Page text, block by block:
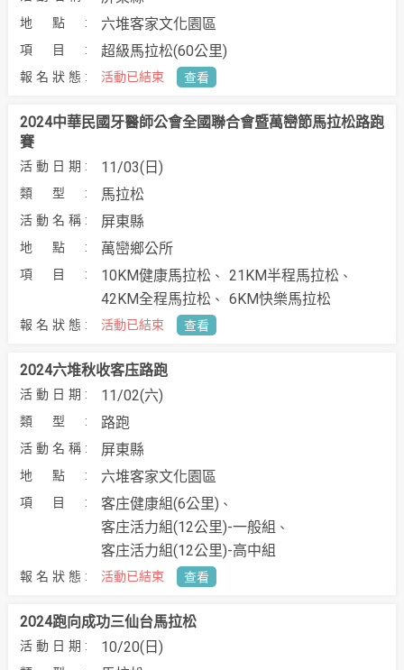
六堆客家文化園區
超級馬拉松(60公里)
活動已結束 查看
11/03(日)
馬拉松
屏東縣
2024中華民國牙醫師公會全國聯合會暨萬巒節馬拉松路跑
賽
萬巒鄉公所
10KM健康馬拉松
21KM半程馬拉松
42KM全程馬拉松
6KM快樂馬拉松
活動已結束 查看
11/02(六)
路跑
屏東縣
2024六堆秋收客庒路跑
六堆客家文化園區
客庄健康組(6公里)
客庄活力組(12公里)-一般組
客庄活力組(12公里)-高中組
活動已結束 查看
10/20(日)
2024跑向成功三仙台馬拉松